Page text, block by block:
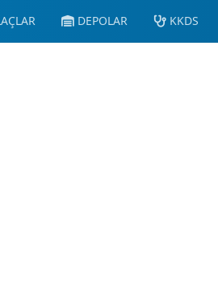
DEPOLAR KKDS